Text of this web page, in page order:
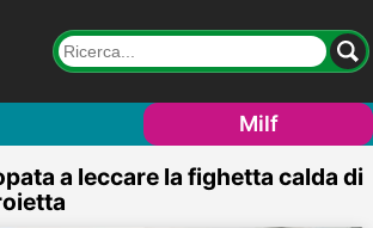
Milf
a leccare la fighetta calda di